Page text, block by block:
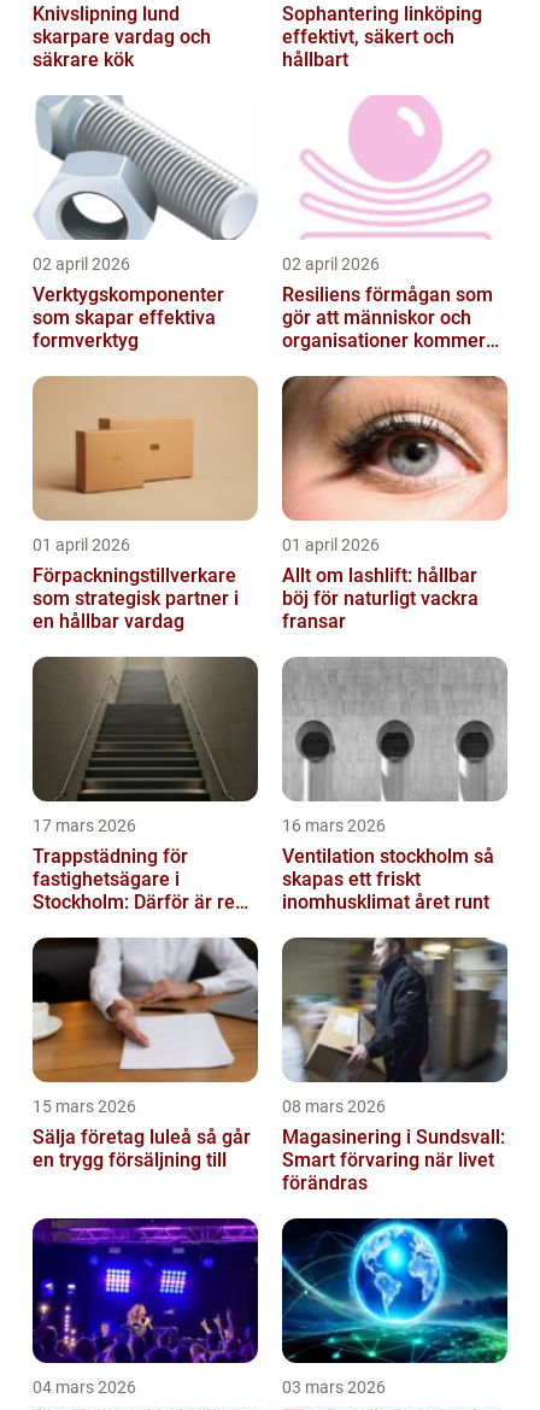
Knivslipning lund
skarpare vardag och
säkrare kök
Sophantering linköping
effektivt, säkert och
hållbart
02 april 2026
Verktygskomponenter
som skapar effektiva
formverktyg
02 april 2026
Resiliens förmågan som
gör att människor och
organisationer kommer
01 april 2026
Förpackningstillverkare
som strategisk partner i
en hållbar vardag
01 april 2026
Allt om lashlift: hållbar
böj för naturligt vackra
fransar
17 mars 2026
Trappstädning för
fastighetsägare i
Stockholm: Därför är rena
investering
16 mars 2026
Ventilation stockholm så
skapas ett friskt
inomhusklimat året runt
15 mars 2026
Sälja företag luleå så går
en trygg försäljning till
08 mars 2026
Magasinering i Sundsvall:
Smart förvaring när livet
förändras
04 mars 2026 03 mars 2026